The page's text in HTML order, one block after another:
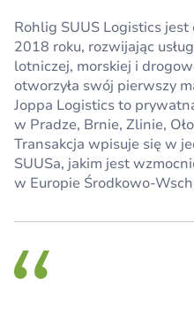
Rohlig SUUS Logistics
2018 roku, rozwijając
lotniczej, morskiej i
otworzyła swój pierwszy
Joppa Logistics to
w Pradze, Brnie, Zlinie,
Transakcja wpisuje się w
SUUSa, jakim jest
w Europie Środkowo-